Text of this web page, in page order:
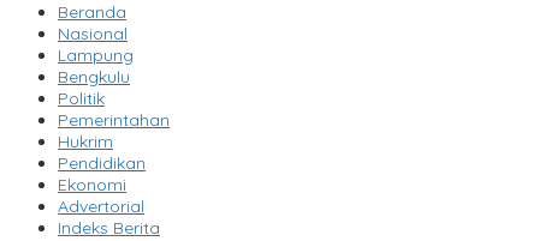
Beranda
Nasional
Lampung
Bengkulu
Politik
Pemerintahan
Hukrim
Pendidikan
Ekonomi
Advertorial
Indeks Berita